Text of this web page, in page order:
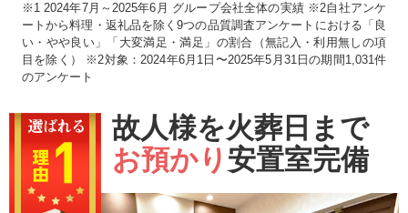
※1 2024年7月～2025年6月 グループ会社全体の実績 ※2自社アンケ
ートから料理・返礼品を除く9つの品質調査アンケートにおける「良
い・やや良い」「大変満足・満足」の割合（無記入・利用無しの項
目を除く） ※2対象：2024年6月1日〜2025年5月31日の期間1,031件
のアンケート
故人様を火葬日まで
お預かり 安置室完備